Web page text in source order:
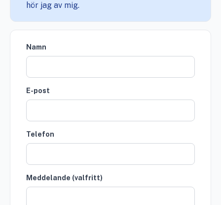
hör jag av mig.
Namn
E-post
Telefon
Meddelande (valfritt)